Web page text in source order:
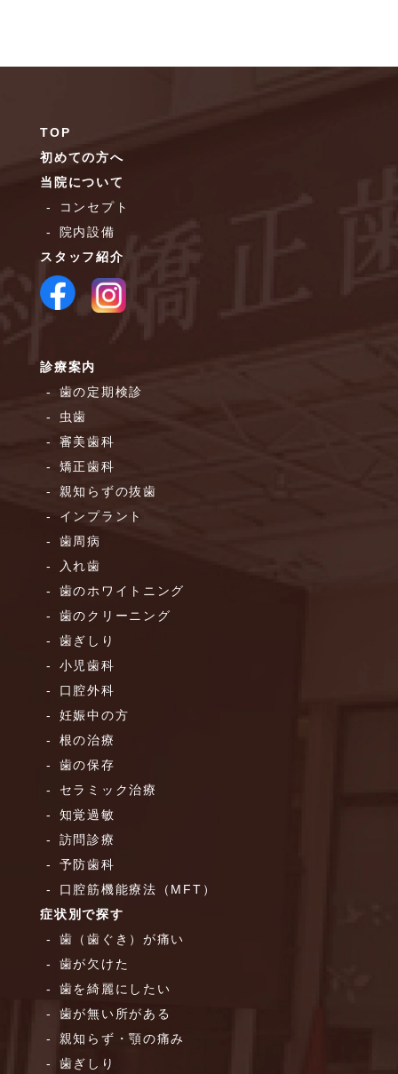
TOP
初めての方へ
当院について
コンセプト
院内設備
スタッフ紹介
診療案内
歯の定期検診
虫歯
審美歯科
矯正歯科
親知らずの抜歯
インプラント
歯周病
入れ歯
歯のホワイトニング
歯のクリーニング
歯ぎしり
小児歯科
口腔外科
妊娠中の方
根の治療
歯の保存
セラミック治療
知覚過敏
訪問診療
予防歯科
口腔筋機能療法（MFT）
症状別で探す
歯（歯ぐき）が痛い
歯が欠けた
歯を綺麗にしたい
歯が無い所がある
親知らず・顎の痛み
歯ぎしり